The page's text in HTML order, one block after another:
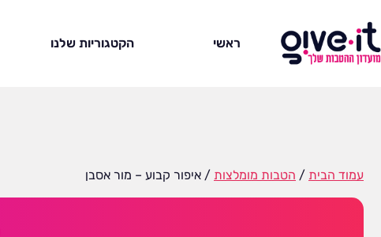
ראשי הקטגוריות שלנו
עמוד הבית / הטבות מומלצות / איפור קבוע – מור אסבן